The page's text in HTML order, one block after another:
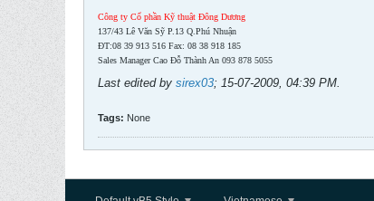
Công ty Cổ phần Kỹ thuật Đông Dương
137/43 Lê Văn Sỹ P.13 Q.Phú Nhuận
ĐT:08 39 913 516 Fax: 08 38 918 185
Sales Manager Cao Đỗ Thành An 093 878 5055
Last edited by sirex03; 15-07-2009, 04:39 PM.
Tags: None